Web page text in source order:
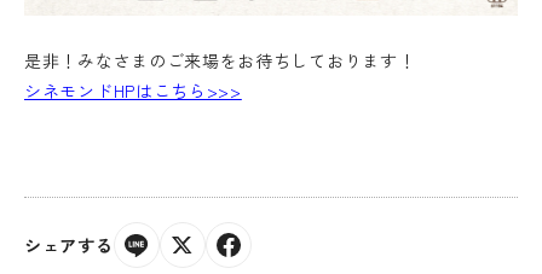
是非！みなさまのご来場をお待ちしております！
シネモンドHPはこちら>>>
シェアする